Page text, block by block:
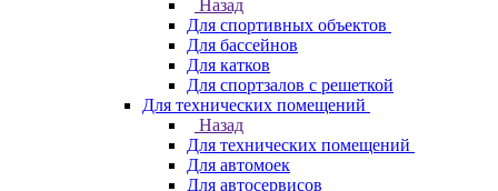
Назад
Для спортивных объектов
Для бассейнов
Для катков
Для спортзалов с решеткой
Для технических помещений
Назад
Для технических помещений
Для автомоек
Для автосервисов